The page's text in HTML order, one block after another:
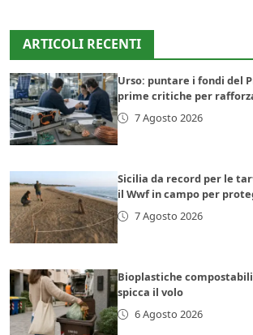
ARTICOLI RECENTI
Urso: puntare i fondi del
prime critiche per
7 Agosto 2026
Sicilia da record per le
il Wwf in campo per
7 Agosto 2026
Bioplastiche
spicca il volo
6 Agosto 2026